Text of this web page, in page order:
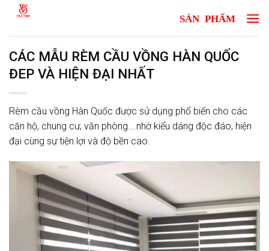
content
CÁC MẪU RÈM CẦU VỒNG HÀN QUỐC
ĐEP VÀ HIỆN ĐẠI NHẤT
Rèm cầu vồng Hàn Quốc được sử dụng phổ biến cho các
căn hộ, chung cư, văn phòng….nhờ kiểu dáng độc đáo, hiện
đại cùng sự tiện lợi và độ bền cao.